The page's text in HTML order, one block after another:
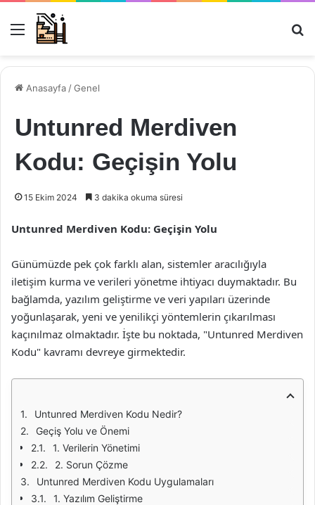
Menü
Anasayfa /Genel
Untunred Merdiven
Kodu: Geçişin Yolu
15 Ekim 2024 3 dakika okuma süresi
Untunred Merdiven Kodu: Geçişin Yolu
Günümüzde pek çok farklı alan, sistemler aracılığıyla
iletişim kurma ve verileri yönetme ihtiyacı duymaktadır. Bu
bağlamda, yazılım geliştirme ve veri yapıları üzerinde
yoğunlaşarak, yeni ve yenilikçi yöntemlerin çıkarılması
kaçınılmaz olmaktadır. İşte bu noktada, "Untunred Merdiven
Kodu" kavramı devreye girmektedir.
Untunred Merdiven Kodu Nedir?
Geçiş Yolu ve Önemi
1. Verilerin Yönetimi
2. Sorun Çözme
Untunred Merdiven Kodu Uygulamaları
1. Yazılım Geliştirme